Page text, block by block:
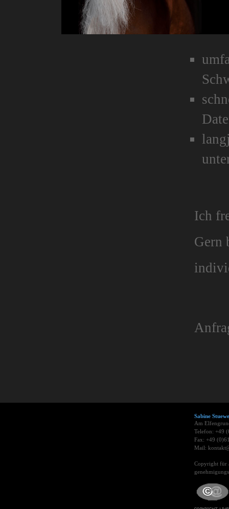
Ich
Gern
Sabine
Am
Telefon: +49
Fax: +49
Mail:
Copyright für